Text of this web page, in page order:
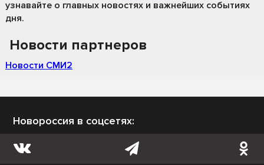
узнавайте о главных новостях и важнейших событиях
дня.
Новости партнеров
Новости СМИ2
Новороссия в соцсетях: